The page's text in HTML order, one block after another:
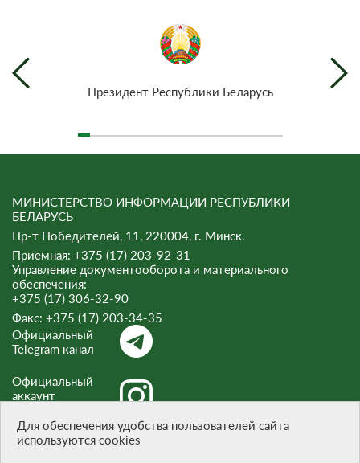
Президент Республики Беларусь
МИНИСТЕРСТВО ИНФОРМАЦИИ РЕСПУБЛИКИ
БЕЛАРУСЬ
Пр-т Победителей, 11, 220004, г. Минск.
Приемная: +375 (17) 203-92-31
Управление документооборота и материального
обеспечения:
+375 (17) 306-32-90
Факс: +375 (17) 203-34-35
Официальный
Telegram канал
Официальный
аккаунт
Официальный
Для обеспечения удобства пользователей сайта
используются cookies